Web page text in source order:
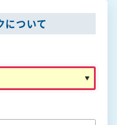
について